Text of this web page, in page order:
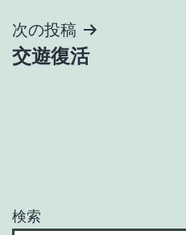
ナ
ビ
ョ
次の投稿
交遊復活
検索